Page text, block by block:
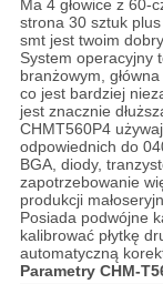
Ma 4 głowice z 60-
strona 30 sztuk
smt jest twoim
System operacyjny
branżowym,
co jest bardziej
jest znacznie
CHMT560P4
odpowiednich do
BGA, diody,
zapotrzebowanie
produkcji
Posiada podwójne
kalibrować płytkę
automatyczną
Parametry CHM-